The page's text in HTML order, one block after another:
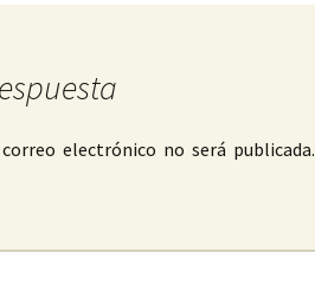
electrónico no será publicada.